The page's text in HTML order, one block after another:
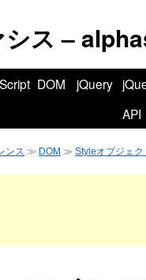
シス –
DOM jQuery
API
ンス ≫ DOM ≫ Styleオブジェク